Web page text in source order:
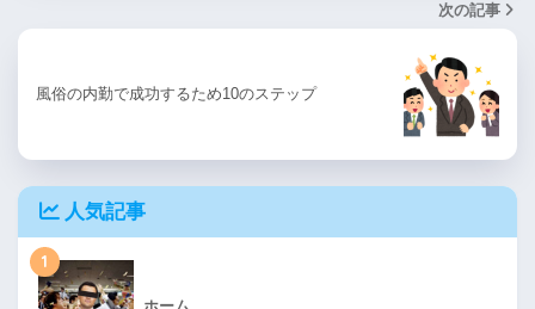
次の記事
風俗の内勤で成功するため10のステップ
人気記事
1